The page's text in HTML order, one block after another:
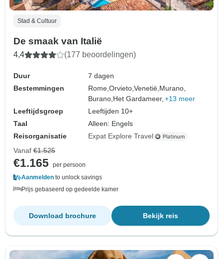
Stad & Cultuur
De smaak van Italië
4,4 (177 beoordelingen)
Duur
7 dagen
Bestemmingen
Rome,Orvieto,Venetië,Murano,
Burano,Het Gardameer, +13 meer
Leeftijdsgroep
Leeftijden 10+
Taal
Alleen: Engels
Reisorganisatie
Expat Explore Travel
Vanaf €1.525
€1.165 per persoon
Aanmelden to unlock savings
Prijs gebaseerd op gedeelde kamer
Bekijk reis
Download brochure